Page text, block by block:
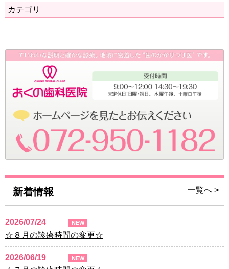
カテゴリ
新着情報 一覧へ >
2026/07/24 NEW
☆８月の診療時間の変更☆
2026/06/19 NEW